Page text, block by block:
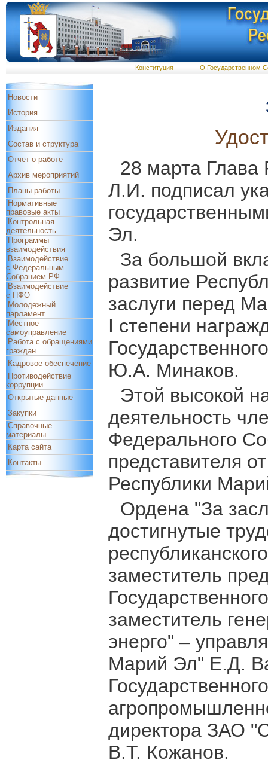
Конституция О Государственном
Новости
История
Издания
Состав и структура
Отчет о работе
Архив мероприятий
Планы работы
Нормативные
правовые акты
Контрольная
деятельность
Программы
взаимодействия
Взаимодействие
с Федеральным
Собранием РФ
Взаимодействие
с ПФО
Молодежный
парламент
Местное
самоуправление
Работа с обращениями
граждан
Кадровое обеспечение
Противодействие
коррупции
Открытые данные
Закупки
Справочные
материалы
Карта сайта
Контакты
28 марта
Л.И. подписал
Эл.
За большой
развитие
заслуги перед
I степени
Ю.А. Минаков.
Этой высокой
деятельность
Федерального
представителя
Республики
Ордена "За
достигнутые
заместитель
заместитель
энерго" –
Марий Эл" Е.Д.
директора ЗАО
В.Т. Кожанов.